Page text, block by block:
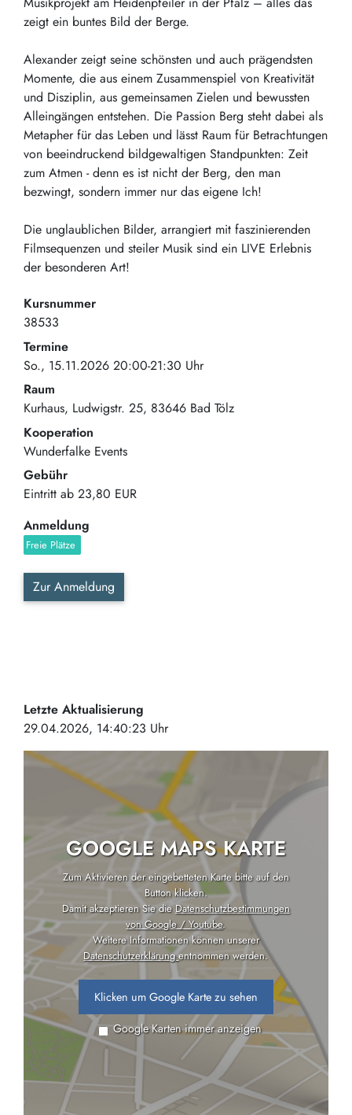
zeigt ein buntes Bild der Berge.
Alexander zeigt seine schönsten und auch prägendsten
Momente, die aus einem Zusammenspiel von Kreativität
und Disziplin, aus gemeinsamen Zielen und bewussten
Alleingängen entstehen. Die Passion Berg steht dabei als
Metapher für das Leben und lässt Raum für Betrachtungen
von beeindruckend bildgewaltigen Standpunkten: Zeit
zum Atmen - denn es ist nicht der Berg, den man
bezwingt, sondern immer nur das eigene Ich!
Die unglaublichen Bilder, arrangiert mit faszinierenden
Filmsequenzen und steiler Musik sind ein LIVE Erlebnis
der besonderen Art!
Kursnummer
38533
Termine
So., 15.11.2026 20:00-21:30 Uhr
Raum
Kurhaus Ludwigstr. 25 83646 Bad Tölz
Kooperation
Wunderfalke Events
Gebühr
Eintritt ab 23,80 EUR
Anmeldung
Freie Plätze
Zur Anmeldung
Letzte Aktualisierung
29.04.2026, 14:40:23 Uhr
GOOGLE MAPS KARTE
Zum Aktivieren der eingebetteten Karte bitte auf den
Button klicken.
Damit akzeptieren Sie dieDatenschutzbestimmungen
von Google / Youtube.
Weitere Informationen können unserer
Datenschutzerklärungentnommen werden.
Klicken um Google Karte zu sehen
Google Karten immer anzeigen